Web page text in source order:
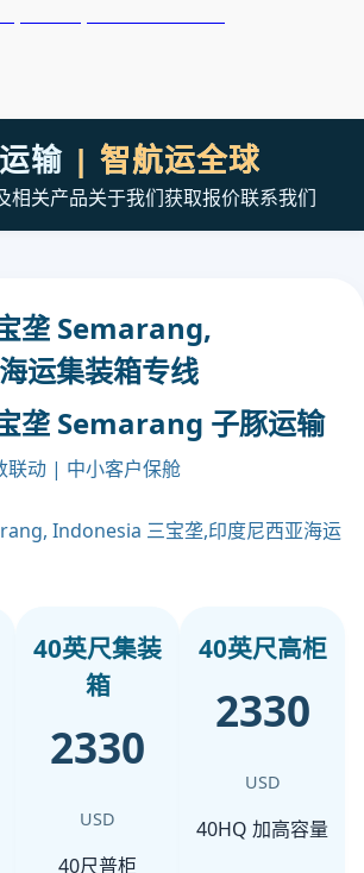
输 | 智航运全球
相关产品关于我们获取报价联系我们
垄 Semarang,
运集装箱专线
垄 Semarang 子豚运输
联动 | 中小客户保舱
Indonesia 三宝垄,印度尼西亚海运
40英尺集装
箱
2330
USD
40尺普柜
40英尺高柜
2330
USD
40HQ 加高容量